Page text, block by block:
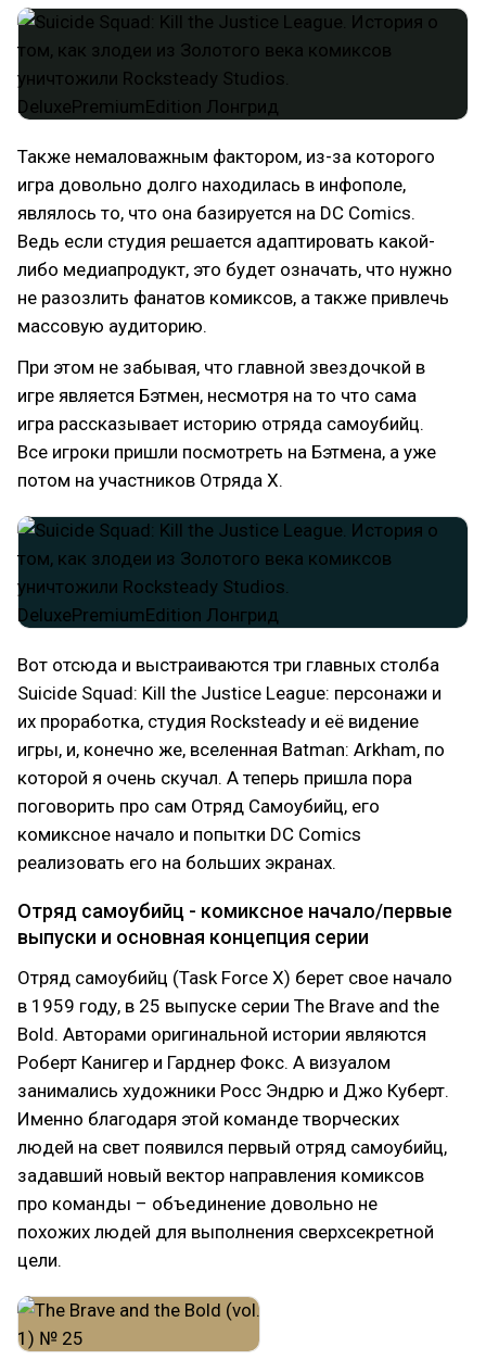
Также немаловажным фактором, из-за которого
игра довольно долго находилась в инфополе,
являлось то, что она базируется на DC Comics.
Ведь если студия решается адаптировать какой-
либо медиапродукт, это будет означать, что нужно
не разозлить фанатов комиксов, а также привлечь
массовую аудиторию.
При этом не забывая, что главной звездочкой в
игре является Бэтмен, несмотря на то что сама
игра рассказывает историю отряда самоубийц.
Все игроки пришли посмотреть на Бэтмена, а уже
потом на участников Отряда Х.
Вот отсюда и выстраиваются три главных столба
Suicide Squad: Kill the Justice League: персонажи и
их проработка, студия Rocksteady и её видение
игры, и, конечно же, вселенная Batman: Arkham, по
которой я очень скучал. А теперь пришла пора
поговорить про сам Отряд Самоубийц, его
комиксное начало и попытки DC Comics
реализовать его на больших экранах.
Отряд самоубийц - комиксное начало/первые
выпуски и основная концепция серии
Отряд самоубийц (Task Force X) берет свое начало
в 1959 году, в 25 выпуске серии The Brave and the
Bold. Авторами оригинальной истории являются
Роберт Канигер и Гарднер Фокс. А визуалом
занимались художники Росс Эндрю и Джо Куберт.
Именно благодаря этой команде творческих
людей на свет появился первый отряд самоубийц,
задавший новый вектор направления комиксов
про команды – объединение довольно не
похожих людей для выполнения сверхсекретной
цели.